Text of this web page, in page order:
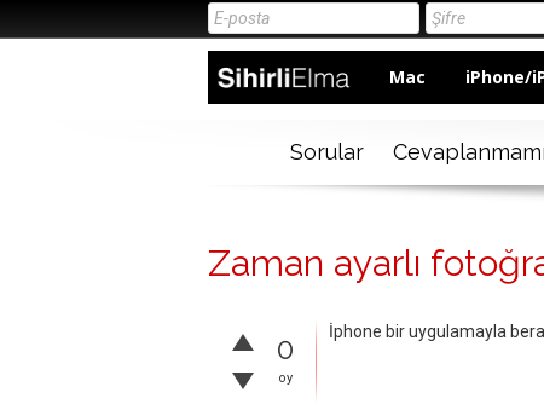
Mac iPhone/
Sorular
Zaman ayarlı
0
oy
İphone bir uygulamayla